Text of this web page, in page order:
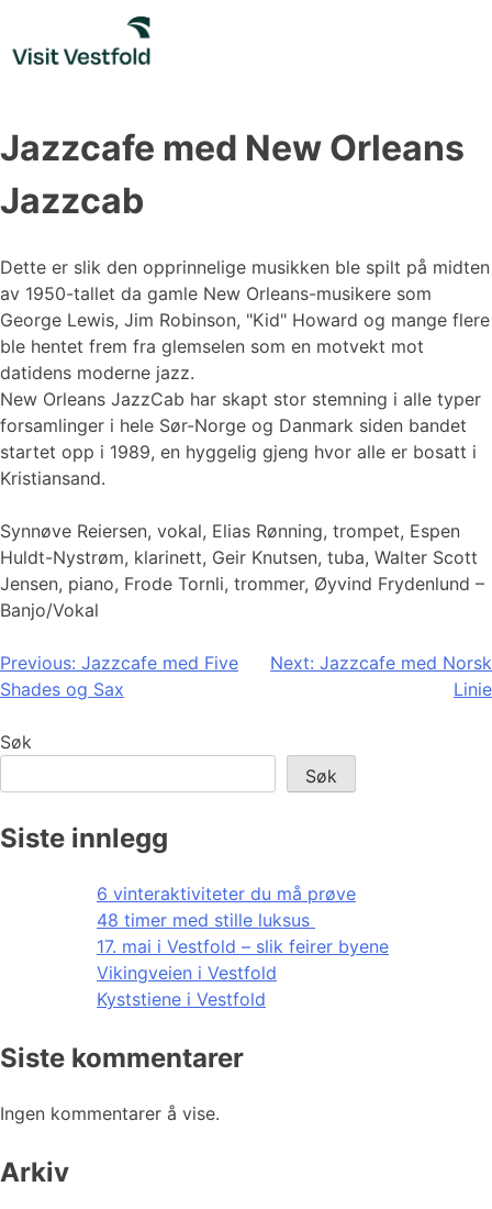
content
Jazzcafe med New Orleans
Jazzcab
Dette er slik den opprinnelige musikken ble spilt på midten
av 1950-tallet da gamle New Orleans-musikere som
George Lewis, Jim Robinson, "Kid" Howard og mange flere
ble hentet frem fra glemselen som en motvekt mot
datidens moderne jazz.
New Orleans JazzCab har skapt stor stemning i alle typer
forsamlinger i hele Sør-Norge og Danmark siden bandet
startet opp i 1989, en hyggelig gjeng hvor alle er bosatt i
Kristiansand.
Synnøve Reiersen, vokal, Elias Rønning, trompet, Espen
Huldt-Nystrøm, klarinett, Geir Knutsen, tuba, Walter Scott
Jensen, piano, Frode Tornli, trommer, Øyvind Frydenlund –
Banjo/Vokal
Innleggsnavigasjon
Previous: Jazzcafe med Five
Shades og Sax
Next: Jazzcafe med Norsk
Linie
Søk
Søk
Siste innlegg
6 vinteraktiviteter du må prøve
48 timer med stille luksus
17. mai i Vestfold – slik feirer byene
Vikingveien i Vestfold
Kyststiene i Vestfold
Siste kommentarer
Ingen kommentarer å vise.
Arkiv